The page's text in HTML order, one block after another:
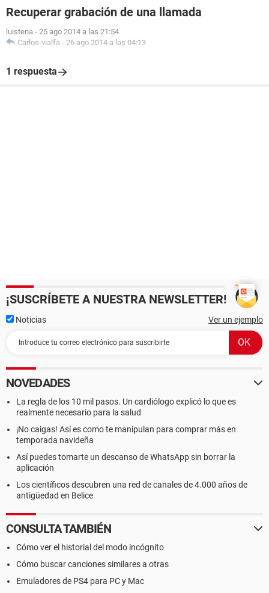
Recuperar grabación de una llamada
luistena - 25 ago 2014 a las 21:54
Carlos-vialfa - 26 ago 2014 a las 04:13
1 respuesta
¡SUSCRÍBETE A NUESTRA NEWSLETTER!
Noticias Ver un ejemplo
NOVEDADES
La regla de los 10 mil pasos. Un cardiólogo explicó lo que es
realmente necesario para la salud
¡No caigas! Así es como te manipulan para comprar más en
temporada navideña
Así puedes tomarte un descanso de WhatsApp sin borrar la
aplicación
Los científicos descubren una red de canales de 4.000 años de
antigüedad en Belice
CONSULTA TAMBIÉN
Cómo ver el historial del modo incógnito
Cómo buscar canciones similares a otras
Emuladores de PS4 para PC y Mac